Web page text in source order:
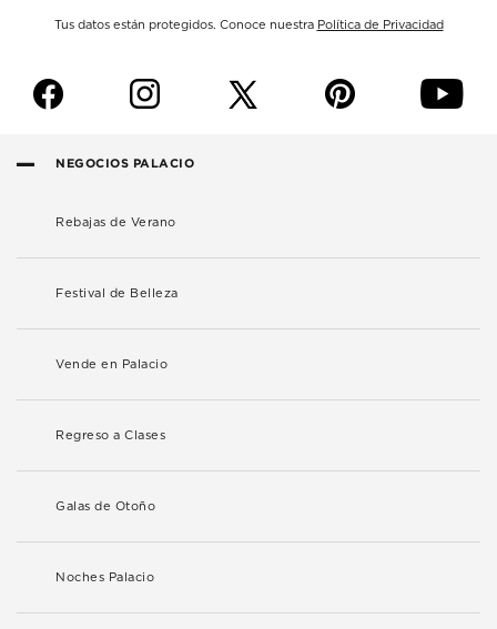
Tus datos están protegidos. Conoce nuestra Política de Privacidad
f i p y
NEGOCIOS PALACIO
Rebajas de Verano
Festival de Belleza
Vende en Palacio
Regreso a Clases
Galas de Otoño
Noches Palacio